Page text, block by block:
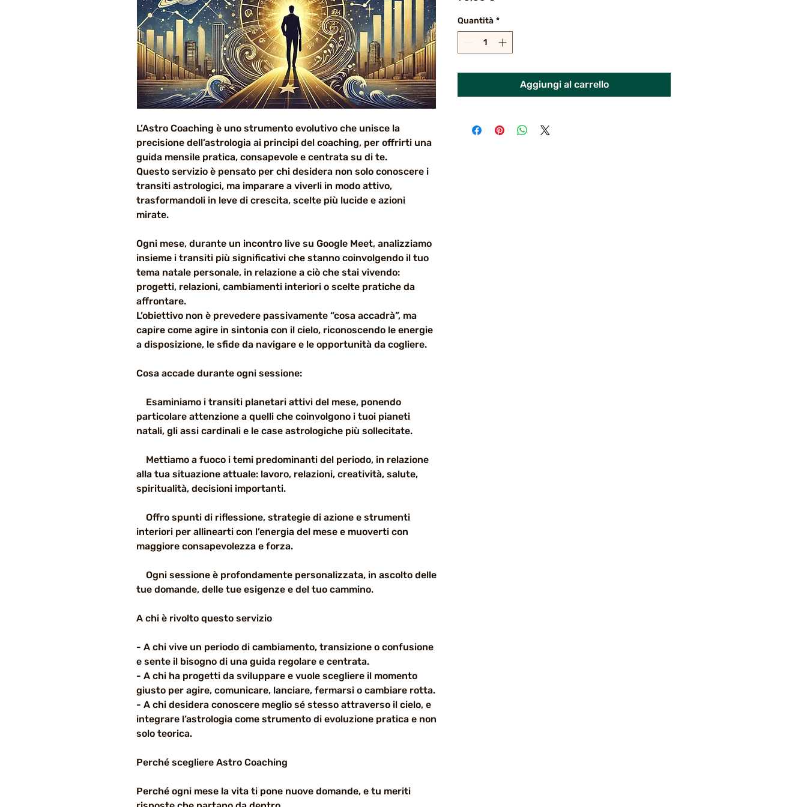
L’Astro Coaching è uno strumento evolutivo che unisce la
precisione dell’astrologia ai principi del coaching, per offrirti una
guida mensile pratica, consapevole e centrata su di te.
Questo servizio è pensato per chi desidera non solo conoscere i
transiti astrologici, ma imparare a viverli in modo attivo,
trasformandoli in leve di crescita, scelte più lucide e azioni
mirate.
Ogni mese, durante un incontro live su Google Meet, analizziamo
insieme i transiti più significativi che stanno coinvolgendo il tuo
tema natale personale, in relazione a ciò che stai vivendo:
progetti, relazioni, cambiamenti interiori o scelte pratiche da
affrontare.
L’obiettivo non è prevedere passivamente “cosa accadrà”, ma
capire come agire in sintonia con il cielo, riconoscendo le energie
a disposizione, le sfide da navigare e le opportunità da cogliere.
Cosa accade durante ogni sessione:
Esaminiamo i transiti planetari attivi del mese, ponendo
particolare attenzione a quelli che coinvolgono i tuoi pianeti
natali, gli assi cardinali e le case astrologiche più sollecitate.
Mettiamo a fuoco i temi predominanti del periodo, in relazione
alla tua situazione attuale: lavoro, relazioni, creatività, salute,
spiritualità, decisioni importanti.
Offro spunti di riflessione, strategie di azione e strumenti
interiori per allinearti con l’energia del mese e muoverti con
maggiore consapevolezza e forza.
Ogni sessione è profondamente personalizzata, in ascolto delle
tue domande, delle tue esigenze e del tuo cammino.
A chi è rivolto questo servizio
- A chi vive un periodo di cambiamento, transizione o confusione
e sente il bisogno di una guida regolare e centrata.
- A chi ha progetti da sviluppare e vuole scegliere il momento
giusto per agire, comunicare, lanciare, fermarsi o cambiare rotta.
- A chi desidera conoscere meglio sé stesso attraverso il cielo, e
integrare l’astrologia come strumento di evoluzione pratica e non
solo teorica.
Perché scegliere Astro Coaching
Perché ogni mese la vita ti pone nuove domande, e tu meriti
Quantità *
Aggiungi al carrello